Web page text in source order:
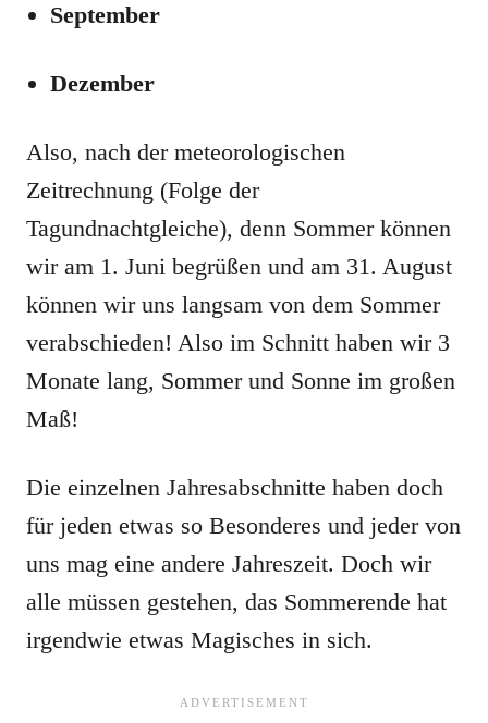
September
Dezember
Also, nach der meteorologischen
Zeitrechnung (Folge der
Tagundnachtgleiche), denn Sommer können
wir am 1. Juni begrüßen und am 31. August
können wir uns langsam von dem Sommer
verabschieden! Also im Schnitt haben wir 3
Monate lang, Sommer und Sonne im großen
Maß!
Die einzelnen Jahresabschnitte haben doch
für jeden etwas so Besonderes und jeder von
uns mag eine andere Jahreszeit. Doch wir
alle müssen gestehen, das Sommerende hat
irgendwie etwas Magisches in sich.